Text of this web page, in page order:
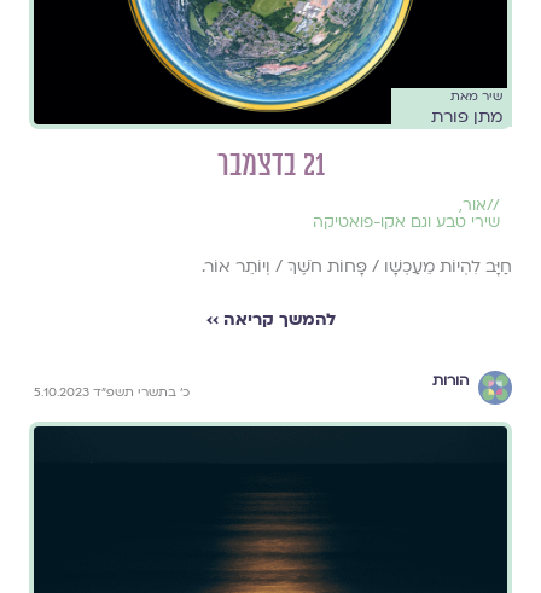
שיר מאת
מתן פורת
21 בדצמבר
//אור,
שירי טבע וגם אקו-פואטיקה
חַיָּב לִהְיוֹת מֵעַכְשָׁו / פָּחוֹת חֹשֶׁךְ / וְיוֹתֵר אוֹר.
להמשך קריאה ››
הורות
כ׳ בתשרי תשפ״ד 5.10.2023